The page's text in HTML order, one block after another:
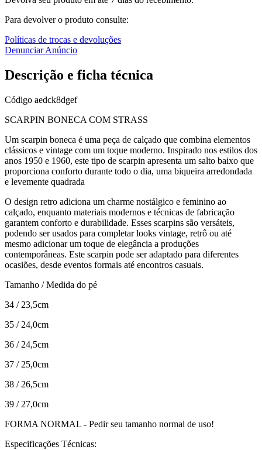
Para devolver o produto consulte:
Políticas de trocas e devoluções
Denunciar Anúncio
Descrição e ficha técnica
Código aedck8dgef
SCARPIN BONECA COM STRASS
Um scarpin boneca é uma peça de calçado que combina elementos
clássicos e vintage com um toque moderno. Inspirado nos estilos dos
anos 1950 e 1960, este tipo de scarpin apresenta um salto baixo que
proporciona conforto durante todo o dia, uma biqueira arredondada
e levemente quadrada
O design retro adiciona um charme nostálgico e feminino ao
calçado, enquanto materiais modernos e técnicas de fabricação
garantem conforto e durabilidade. Esses scarpins são versáteis,
podendo ser usados para completar looks vintage, retrô ou até
mesmo adicionar um toque de elegância a produções
contemporâneas. Este scarpin pode ser adaptado para diferentes
ocasiões, desde eventos formais até encontros casuais.
Tamanho / Medida do pé
34 / 23,5cm
35 / 24,0cm
36 / 24,5cm
37 / 25,0cm
38 / 26,5cm
39 / 27,0cm
FORMA NORMAL - Pedir seu tamanho normal de uso!
Especificações Técnicas: